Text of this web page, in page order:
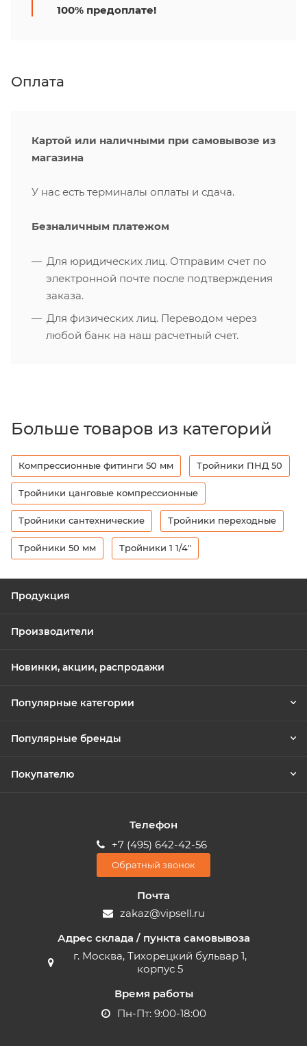
100% предоплате!
Оплата
Картой или наличными при самовывозе из
магазина
У нас есть терминалы оплаты и сдача.
Безналичным платежом
Для юридических лиц. Отправим счет по
электронной почте после подтверждения
заказа.
Для физических лиц. Переводом через
любой банк на наш расчетный счет.
Больше товаров из категорий
Компрессионные фитинги 50 мм Тройники ПНД 50
Тройники цанговые компрессионные
Тройники сантехнические Тройники переходные
Тройники 50 мм Тройники 1 1/4"
Продукция
Производители
Новинки, акции, распродажи
Популярные категории
Популярные бренды
Покупателю
Телефон
+7 (495) 642-42-56
Обратный звонок
Почта
zakaz@vipsell.ru
Адрес склада / пункта самовывоза
г. Москва, Тихорецкий бульвар 1,
корпус 5
Время работы
Пн-Пт: 9:00-18:00